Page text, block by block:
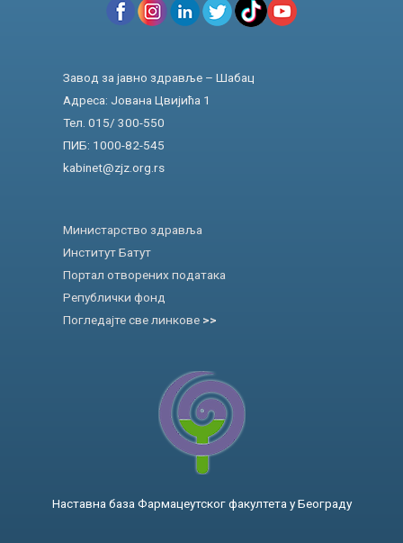
Завод за јавно здравље – Шабац
Адреса: Јована Цвијића 1
Тел. 015/ 300-550
ПИБ: 1000-82-545
kabinet@zjz.org.rs
Министарство здравља
Институт Батут
Портал отворених података
Републички фонд
Погледајте све линкове >>
Наставна база Фармацеутског факултета у Београду